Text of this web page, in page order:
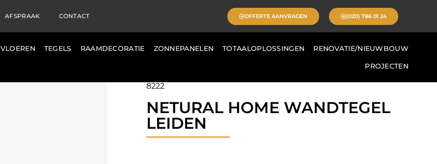
AFSPRAAK CONTACT OFFERTE AANVRAGEN (020) 786 01 24
VLOEREN TEGELS RAAMDECORATIE ZONNEPANELEN TOTAALOPLOSSINGEN
RENOVATIE/NIEUWBOUW
PROJECTEN
8222
NETURAL HOME WANDTEGEL
LEIDEN